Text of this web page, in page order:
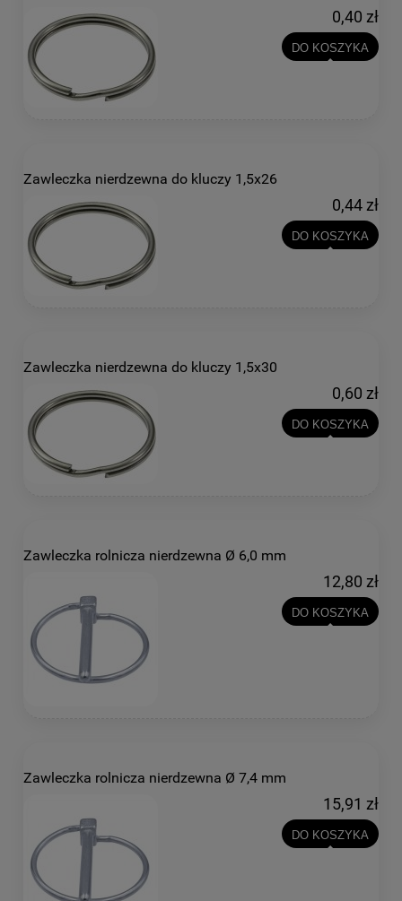
0,40 zł
DO KOSZYKA
Zawleczka nierdzewna do kluczy 1,5x26
0,44 zł
DO KOSZYKA
Zawleczka nierdzewna do kluczy 1,5x30
0,60 zł
DO KOSZYKA
Zawleczka rolnicza nierdzewna Ø 6,0 mm
12,80 zł
DO KOSZYKA
Zawleczka rolnicza nierdzewna Ø 7,4 mm
15,91 zł
DO KOSZYKA